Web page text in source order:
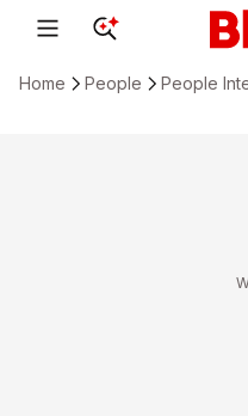
Home People People